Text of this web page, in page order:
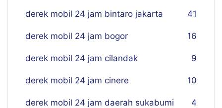
derek mobil 24 jam bintaro jakarta 41
derek mobil 24 jam bogor 16
derek mobil 24 jam cilandak 9
derek mobil 24 jam cinere 10
derek mobil 24 jam daerah sukabumi 4